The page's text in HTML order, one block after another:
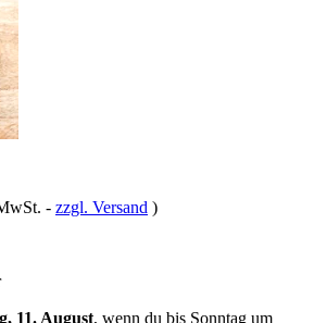
- zzgl. Versand )
11. August, wenn du bis Sonntag um